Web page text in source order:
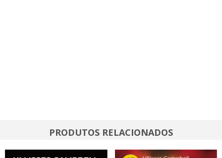
PRODUTOS RELACIONADOS